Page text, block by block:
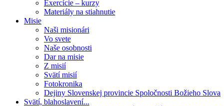
Exercície – kurzy
Materiály na stiahnutie
Misie
Naši misionári
Vo svete
Naše osobnosti
Dar na misie
Z misií
Svätí misií
Fotokronika
Dejiny Slovenskej provincie Spoločnosti Božieho Slova
Svätí, blahoslavení...